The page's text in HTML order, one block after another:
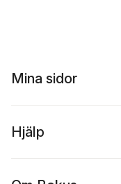
Mina sidor
Hjälp